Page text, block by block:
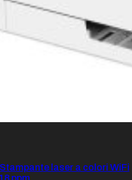
laser a colori WiFi
18 ppm